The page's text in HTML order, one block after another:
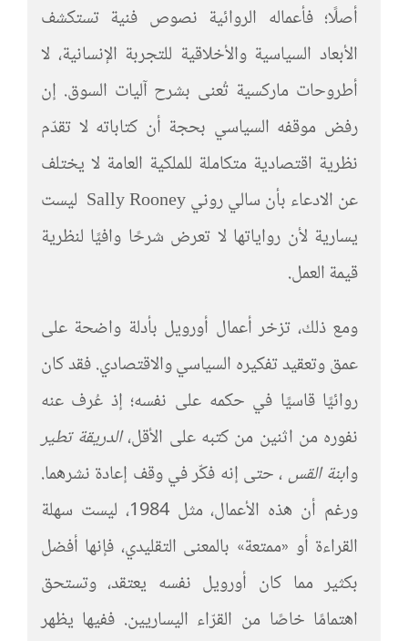
أصلًا؛ فأعماله الروائية نصوص فنية تستكشف
الأبعاد السياسية والأخلاقية للتجربة الإنسانية، لا
أطروحات ماركسية تُعنى بشرح آليات السوق. إن
رفض موقفه السياسي بحجة أن كتاباته لا تقدّم
نظرية اقتصادية متكاملة للملكية العامة لا يختلف
عن الادعاء بأن سالي روني Sally Rooney ليست
يسارية لأن رواياتها لا تعرض شرحًا وافيًا لنظرية
قيمة العمل.
ومع ذلك، تزخر أعمال أورويل بأدلة واضحة على
عمق وتعقيد تفكيره السياسي والاقتصادي. فقد كان
روائيًا قاسيًا في حكمه على نفسه؛ إذ عُرف عنه
نفوره من اثنين من كتبه على الأقل،الدريقة تطير
وابنة القس ، حتى إنه فكّر في وقف إعادة نشرهما.
ورغم أن هذه الأعمال، مثل 1984، ليست سهلة
القراءة أو «ممتعة» بالمعنى التقليدي، فإنها أفضل
بكثير مما كان أورويل نفسه يعتقد، وتستحق
اهتمامًا خاصًا من القرّاء اليساريين. ففيها يظهر